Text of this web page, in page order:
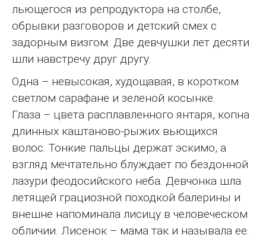
льющегося из репродуктора на столбе,
обрывки разговоров и детский смех с
задорным визгом. Две девчушки лет десяти
шли навстречу друг другу.
Одна – невысокая, худощавая, в коротком
светлом сарафане и зеленой косынке.
Глаза – цвета расплавленного янтаря, копна
длинных каштаново-рыжих вьющихся
волос. Тонкие пальцы держат эскимо, а
взгляд мечтательно блуждает по бездонной
лазури феодосийского неба. Девчонка шла
летящей грациозной походкой балерины и
внешне напоминала лисицу в человеческом
обличии. Лисенок – мама так и называла ее.